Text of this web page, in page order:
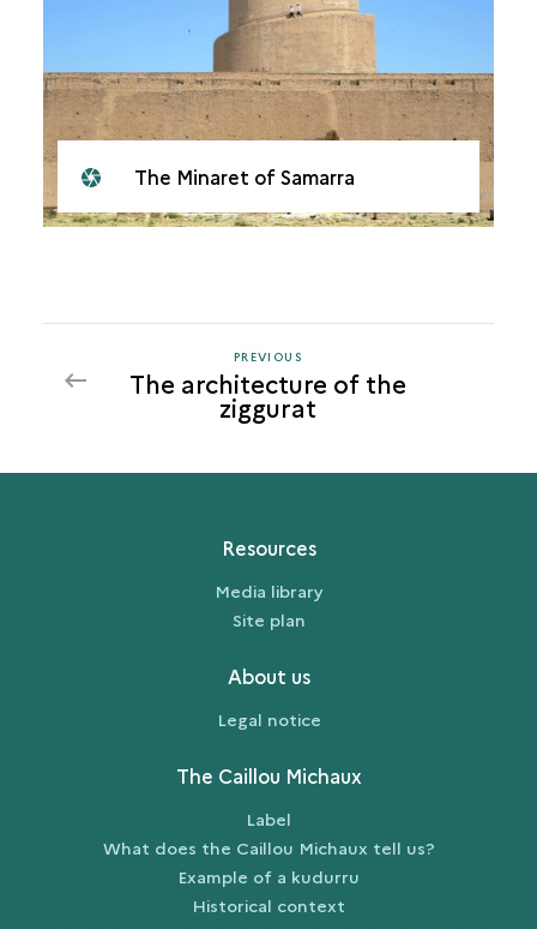
The Minaret of Samarra
PREVIOUS
PREVIOUS
The architecture of the
ziggurat
Resources
Media library
Site plan
About us
Legal notice
The Caillou Michaux
Label
What does the Caillou Michaux tell us?
Example of a kudurru
Historical context